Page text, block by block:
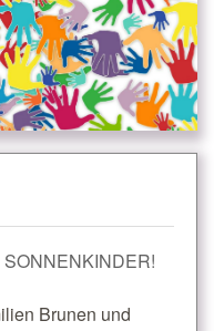
Brunen und